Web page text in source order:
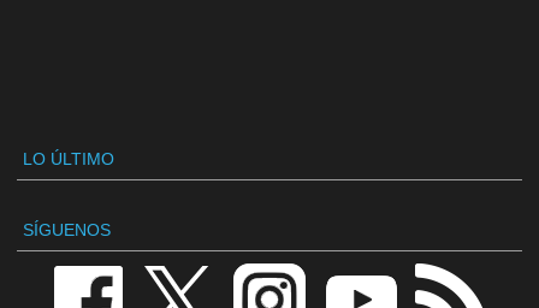
LO ÚLTIMO
SÍGUENOS